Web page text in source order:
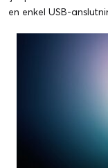
en enkel USB-